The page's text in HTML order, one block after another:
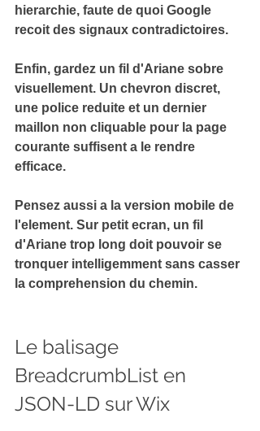
hierarchie, faute de quoi Google
recoit des signaux contradictoires.
Enfin, gardez un fil d'Ariane sobre
visuellement. Un chevron discret,
une police reduite et un dernier
maillon non cliquable pour la page
courante suffisent a le rendre
efficace.
Pensez aussi a la version mobile de
l'element. Sur petit ecran, un fil
d'Ariane trop long doit pouvoir se
tronquer intelligemment sans casser
la comprehension du chemin.
Le balisage
BreadcrumbList en
JSON-LD sur Wix